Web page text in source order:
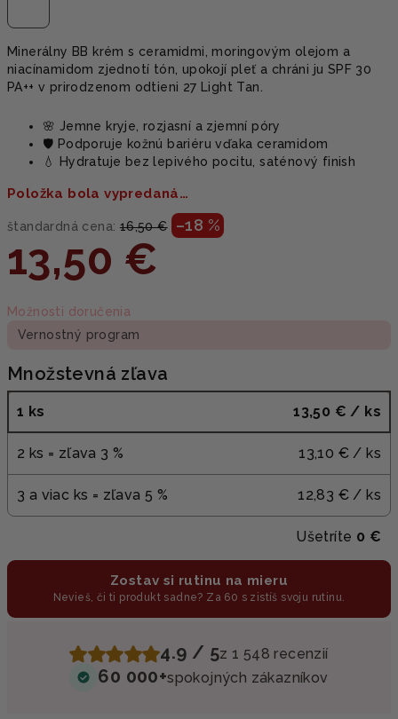
Minerálny BB krém s ceramidmi, moringovým olejom a
niacínamidom zjednotí tón, upokojí pleť a chráni ju SPF 30
PA++ v prirodzenom odtieni 27 Light Tan.
🌸 Jemne kryje, rozjasní a zjemní póry
🛡️ Podporuje kožnú bariéru vďaka ceramidom
💧 Hydratuje bez lepivého pocitu, saténový finish
Položka bola vypredaná…
štandardná cena: 16,50 € –18 %
13,50 €
cena:
Možnosti doručenia
Vernostný program
Množstevná zľava
1 ks 13,50 € / ks
2 ks = zľava 3 % 13,10 € / ks
3 a viac ks = zľava 5 % 12,83 € / ks
Ušetríte 0 €
Zostav si rutinu na mieru
Nevieš, či ti produkt sadne? Za 60 s zistíš svoju rutinu.
4.9 / 5z 1 548 recenzií
60 000+spokojných zákazníkov